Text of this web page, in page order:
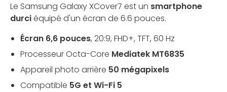
Le Samsung Galaxy XCover7 est un smartphone
durciéquipé d'un écran de 6.6 pouces.
Écran 6,6 pouces, 20:9, FHD+, TFT, 60 Hz
Processeur Octa-Core Mediatek MT6835
Appareil photo arrière 50 mégapixels
Compatible 5G et Wi-Fi 5